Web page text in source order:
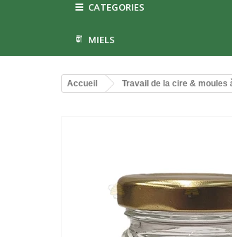
CATEGORIES
MIELS
Accueil Travail de la cire & moules